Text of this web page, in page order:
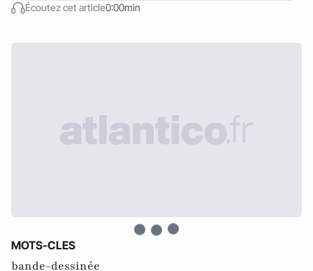
Écoutez cet article0:00min
MOTS-CLES
bande-dessinée